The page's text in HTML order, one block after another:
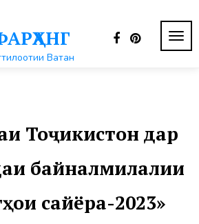
Ватан
Тоҷикистон дар
байналмилалии
сайёра-2023»